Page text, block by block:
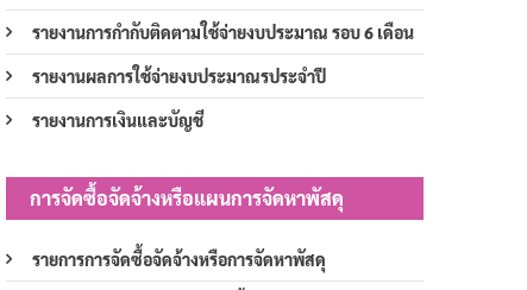
รายงานการกำกับติดตามใช้จ่ายงบประมาณ รอบ 6 เดือน
รายงานผลการใช้จ่ายงบประมาณรประจำปี
รายงานการเงินและบัญชี
การจัดซื้อจัดจ้างหรือแผนการจัดหาพัสดุ
รายการการจัดซื้อจัดจ้างหรือการจัดหาพัสดุ